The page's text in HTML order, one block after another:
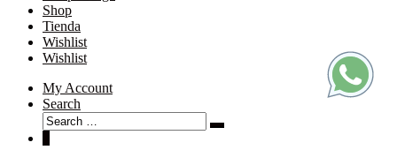
Shop
Tienda
Wishlist
Wishlist
My Account
Search
Search
for:
Search